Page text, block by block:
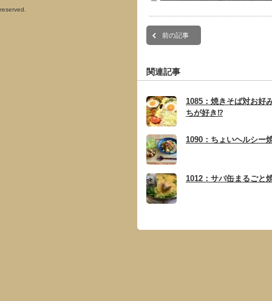
reserved.
前の記事
関連記事
1085：焼きそば対お好
ちが好き⁉︎
1090：ちょいヘルシー
1012：サバ缶まるごと